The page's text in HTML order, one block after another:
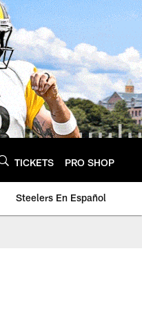
TICKETS PRO SHOP
Steelers En Español